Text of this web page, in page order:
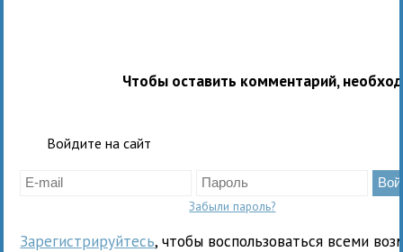
Чтобы оставить комментарий,
Войдите на сайт
Забыли пароль?
Зарегистрируйтесь, чтобы воспользоваться всеми